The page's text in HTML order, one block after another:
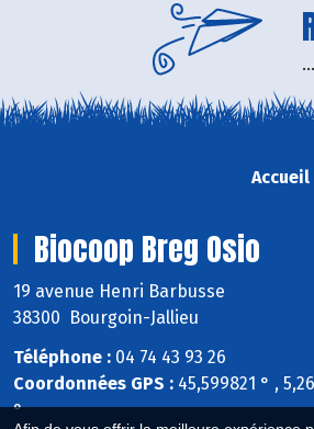
Accueil
Biocoop Breg Osio
19 avenue Henri Barbusse
38300 Bourgoin-Jallieu
Téléphone : 04 74 43 93 26
Coordonnées GPS : 45,599821 ° ,
°